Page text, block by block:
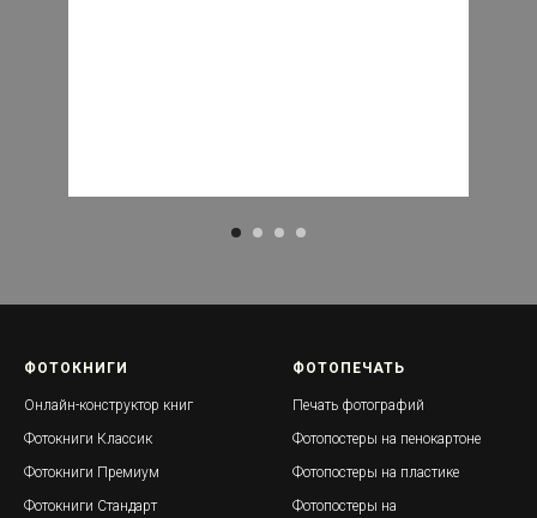
ФОТОКНИГИ
Онлайн-конструктор книг
Фотокниги Классик
Фотокниги Премиум
Фотокниги Стандарт
ФОТОПЕЧАТЬ
Печать фотографий
Фотопостеры на пенокартоне
Фотопостеры на пластике
Фотопостеры на